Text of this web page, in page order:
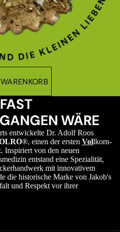
WÄRE
entwickelte Dr. Adolf Roos
®, einen der ersten Vollkorn-
Inspiriert von den neuen
entstand eine Spezialität,
mit innovativem
die historische Marke von Jakob's
und Respekt vor ihrer